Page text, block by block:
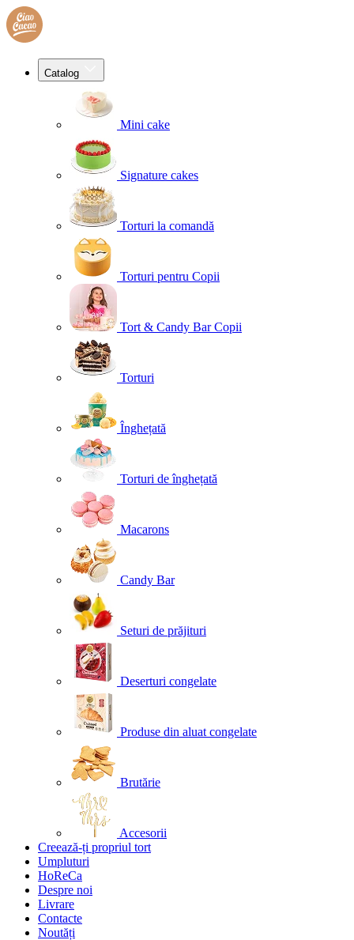
Catalog
Mini cake
Signature cakes
Torturi la comandă
Torturi pentru Copii
Tort & Candy Bar Copii
Torturi
Înghețată
Torturi de înghețată
Macarons
Candy Bar
Seturi de prăjituri
Deserturi congelate
Produse din aluat congelate
Brutărie
Accesorii
Creează-ți propriul tort
Umpluturi
HoReCa
Despre noi
Livrare
Contacte
Noutăți